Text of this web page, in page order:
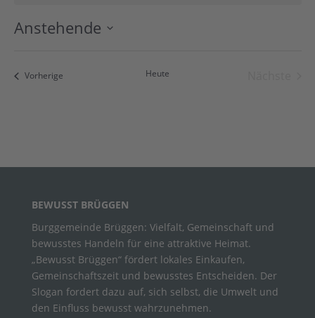
Anstehende
VorherigeVeranstaltungen Heute
BEWUSST BRÜGGEN
Burggemeinde Brüggen: Vielfalt, Gemeinschaft und
bewusstes Handeln für eine attraktive Heimat.
„Bewusst Brüggen“ fördert lokales Einkaufen,
Gemeinschaftszeit und bewusstes Entscheiden. Der
Slogan fordert dazu auf, sich selbst, die Umwelt und
den Einfluss bewusst wahrzunehmen.